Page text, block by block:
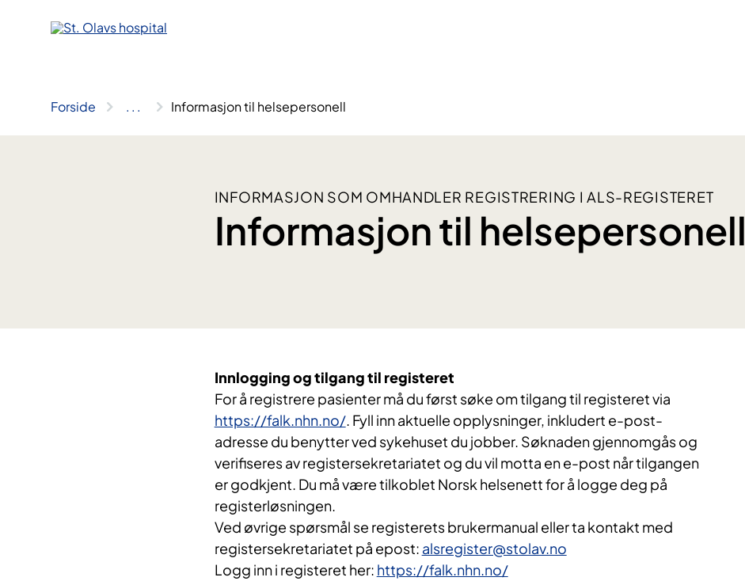
Forside .. . Informasjon til helsepersonell
INFORMASJON SOM OMHANDLER REGISTRERING I ALS-REGISTERET
Informasjon til helsepersonell
Innlogging og tilgang til registeret
For å registrere pasienter må du først søke om tilgang til registeret via
https://falk.nhn.no/. Fyll inn aktuelle opplysninger, inkludert e-post-
adresse du benytter ved sykehuset du jobber. Søknaden gjennomgås og
verifiseres av registersekretariatet og du vil motta en e-post når tilgangen
er godkjent. Du må være tilkoblet Norsk helsenett for å logge deg på
registerløsningen.
Ved øvrige spørsmål se registerets brukermanual eller ta kontakt med
registersekretariatet på epost: alsregister@stolav.no
Logg inn i registeret her: https://falk.nhn.no/